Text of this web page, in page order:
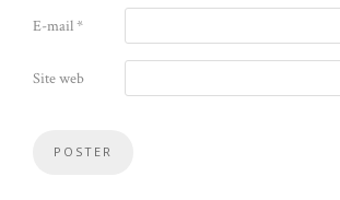
E-mail*
Site web